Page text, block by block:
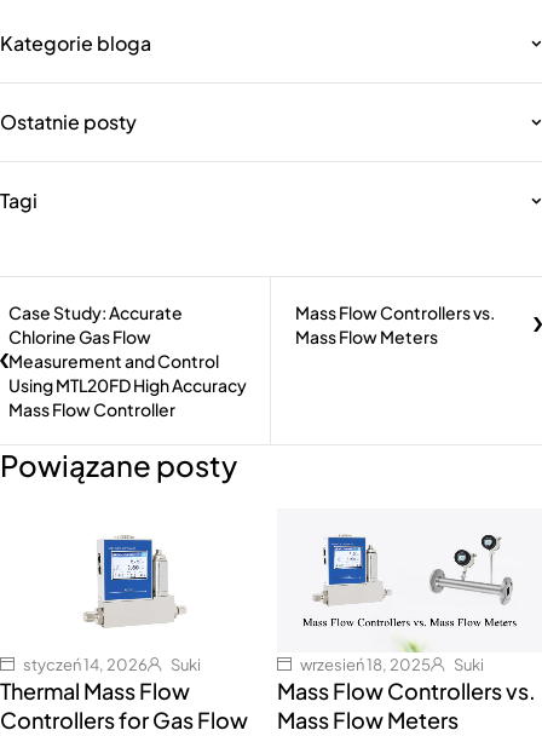
Kategorie bloga
Ostatnie posty
Tagi
Case Study: Accurate
Chlorine Gas Flow
Measurement and Control
Using MTL20FD High Accuracy
Mass Flow Controller
Mass Flow Controllers vs.
Mass Flow Meters
Powiązane posty
styczeń 14, 2026 Suki
Thermal Mass Flow
Controllers for Gas Flow
wrzesień 18, 2025 Suki
Mass Flow Controllers vs.
Mass Flow Meters